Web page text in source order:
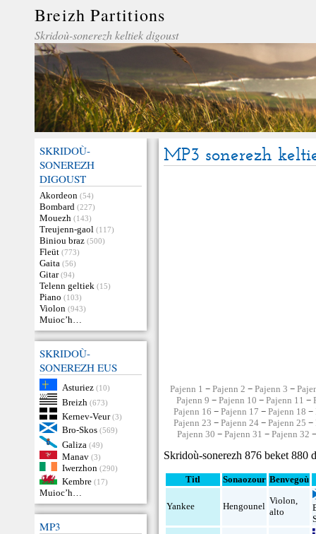
Breizh Partitions
Skridoù-sonerezh keltiek digoust
SKRIDOÙ-
SONEREZH
DIGOUST
Akordeon (54)
Bombard (227)
Mouezh (143)
Treujenn-gaol (117)
Biniou braz (500)
Fleüt (773)
Gaita (56)
Gitar (94)
Telenn geltiek (15)
Piano (103)
Violon (943)
Muioc’h…
SKRIDOÙ-
SONEREZH EUS
Asturiez (10)
Breizh (673)
Kernev-Veur (3)
Bro-Skos (569)
Galiza (49)
Manav (3)
Iwerzhon (290)
Kembre (17)
Muioc’h…
MP3
MP3 sonerezh
Pajenn 1 − Pajenn 2 − Pajenn 3 −
Pajenn 9 − Pajenn 10 − Pajenn 11 −
Pajenn 16 −Pajenn 17 −Pajenn 18 −
Pajenn 23 −Pajenn 24 −Pajenn 25 −
Pajenn 30 −Pajenn 31 −Pajenn 32
Skridoù-sonerezh 876 beket 880
Titl Sonaozour Benvegoù
Yankee Hengounel
Violon,
alto